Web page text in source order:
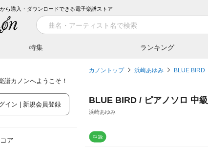
ら購入・ダウンロードできる電子楽譜ストア
特集 ランキング
譜カノンへようこそ！
イン | 新規会員登録
ア
カノントップ 浜崎あゆみ BLUE BIRD
BLUE BIRD / ピアノソロ 中級
浜崎あゆみ